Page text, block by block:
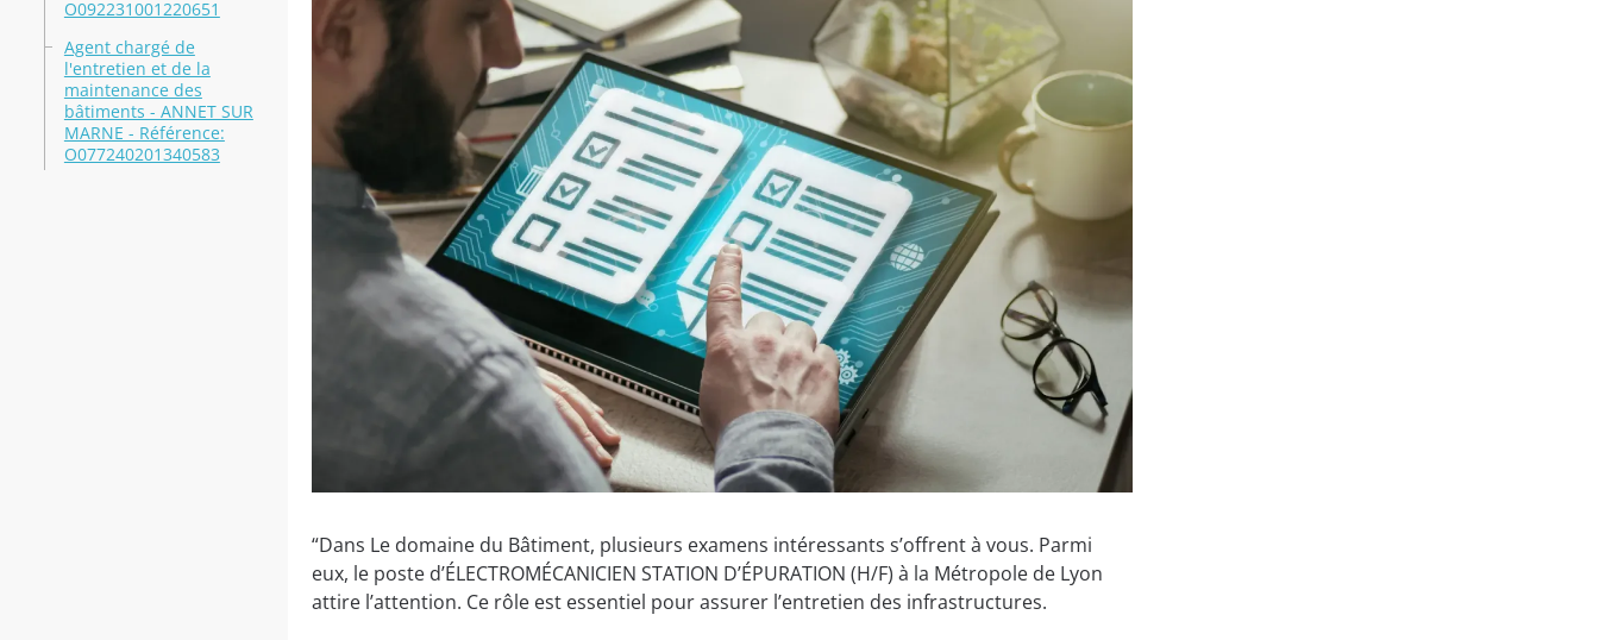
O092231001220651
Agent chargé de
l'entretien et de la
maintenance des
bâtiments - ANNET SUR
MARNE - Référence:
O077240201340583
“Dans Le domaine du Bâtiment, plusieurs examens intéressants s’offrent à vous. Parmi
eux, le poste d’ÉLECTROMÉCANICIEN STATION D’ÉPURATION (H/F) à la Métropole de Lyon
attire l’attention. Ce rôle est essentiel pour assurer l’entretien des infrastructures.